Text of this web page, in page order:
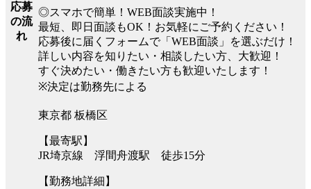
応募
の流
れ
◎スマホで簡単！WEB面談実施中！
最短、即日面談もOK！お気軽にご予約ください！
応募後に届くフォームで「WEB面談」を選ぶだけ！
詳しい内容を知りたい・相談したい方、大歓迎！
すぐ決めたい・働きたい方も歓迎いたします！
※決定は勤務先による
東京都 板橋区
【最寄駅】
JR埼京線 浮間舟渡駅 徒歩15分
【勤務地詳細】